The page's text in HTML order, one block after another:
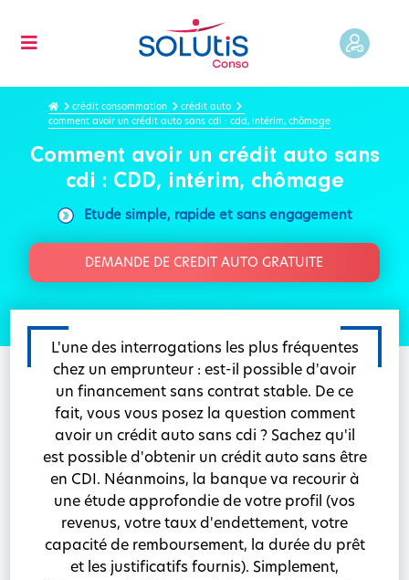
crédit consommation
crédit auto
comment avoir un crédit auto sans cdi : cdd, intérim, chômage
Comment avoir un crédit auto sans
cdi : CDD, intérim, chômage
Etude simple, rapide et sans engagement
DEMANDE DE CREDIT AUTO GRATUITE
L'une des interrogations les plus fréquentes
chez un emprunteur : est-il possible d'avoir
un financement sans contrat stable. De ce
fait, vous vous posez la question comment
avoir un crédit auto sans cdi ? Sachez qu'il
est possible d'obtenir un crédit auto sans être
en CDI. Néanmoins, la banque va recourir à
une étude approfondie de votre profil (vos
revenus, votre taux d'endettement, votre
capacité de remboursement, la durée du prêt
et les justificatifs fournis). Simplement,